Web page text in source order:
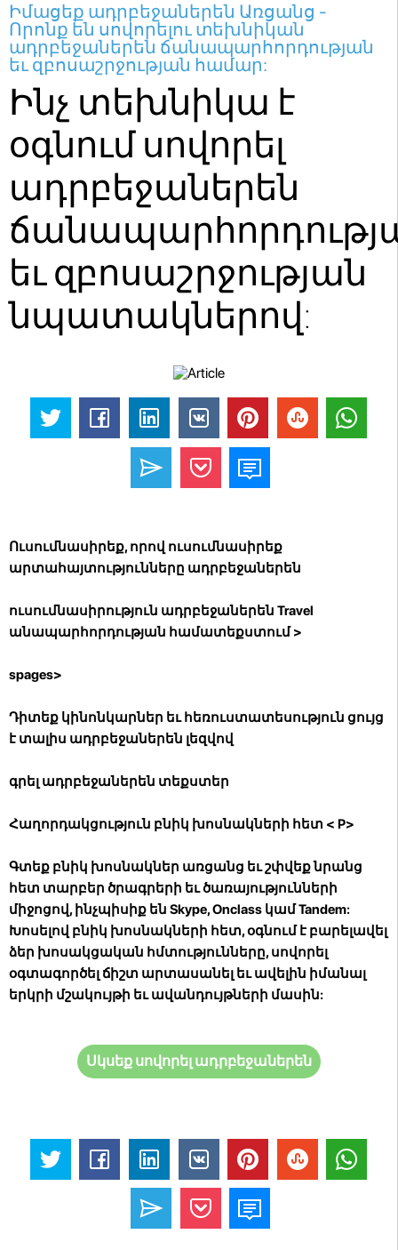
Իմացեք ադրբեջաներեն Առցանց -
Որոնք են սովորելու տեխնիկան
ադրբեջաներեն ճանապարհորդության
եւ զբոսաշրջության համար:
Ինչ տեխնիկա է
օգնում սովորել
ադրբեջաներեն
եւ զբոսաշրջության
նպատակներով:
Ուսումնասիրեք, որով ուսումնասիրեք
արտահայտությունները ադրբեջաներեն
ուսումնասիրություն ադրբեջաներեն Travel
անապարհորդության համատեքստում >
spages>
Դիտեք կինոնկարներ եւ հեռուստատեսություն ցույց
է տալիս ադրբեջաներեն լեզվով
գրել ադրբեջաներեն տեքստեր
Հաղորդակցություն բնիկ խոսնակների հետ < P>
Գտեք բնիկ խոսնակներ առցանց եւ շփվեք նրանց
հետ տարբեր ծրագրերի եւ ծառայությունների
միջոցով, ինչպիսիք են Skype, Onclass կամ Tandem:
Խոսելով բնիկ խոսնակների հետ, օգնում է բարելավել
ձեր խոսակցական հմտությունները, սովորել
օգտագործել ճիշտ արտասանել եւ ավելին իմանալ
երկրի մշակույթի եւ ավանդույթների մասին:
Սկսեք սովորել ադրբեջաներեն